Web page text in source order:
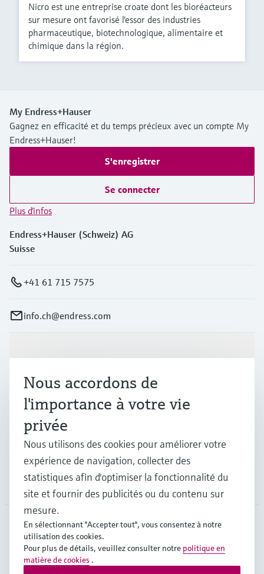
Nicro est une entreprise croate dont les bioréacteurs
sur mesure ont favorisé l'essor des industries
pharmaceutique, biotechnologique, alimentaire et
chimique dans la région.
My Endress+Hauser
Gagnez en efficacité et du temps précieux avec un compte My
Endress+Hauser!
S'enregistrer
Se connecter
Plus d'infos
Endress+Hauser (Schweiz) AG
Suisse
+41 61 715 7575
info.ch@endress.com
Industries
Support
Société
CHE•Français
Nous accordons de
l'importance à votre vie
privée
Nous utilisons des cookies pour améliorer votre
expérience de navigation, collecter des
statistiques afin d'optimiser la fonctionnalité du
site et fournir des publicités ou du contenu sur
mesure.
En sélectionnant "Accepter tout", vous consentez à notre
utilisation des cookies.
Pour plus de détails, veuillez consulter notre politique en
matière de cookies .